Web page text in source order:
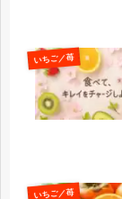
いちご／苺
いちご／苺